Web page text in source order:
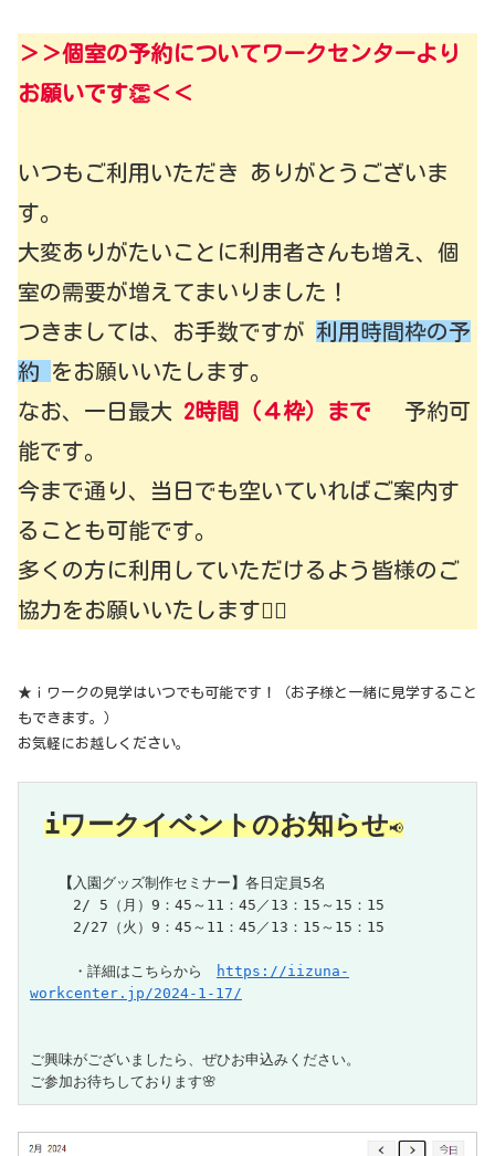
＞＞個室の予約についてワークセンターより
お願いです👏＜＜
いつもご利用いただき ありがとうございま
す。
大変ありがたいことに利用者さんも増え、個
室の需要が増えてまいりました！
つきましては、お手数ですが 利用時間枠の予
約 をお願いいたします。
なお、一日最大 2時間 （４枠）まで 予約可
能です。
今まで通り、当日でも空いていればご案内す
ることも可能です。
多くの方に利用していただけるよう皆様のご
協力をお願いいたします🙇‍♀️
★ｉワークの見学はいつでも可能です！（お子様と一緒に見学すること
もできます。）
お気軽にお越しください。
iワークイベントのお知らせ📢
【 入園グッズ制作セミナー 】 各日定員5名
2/ 5（月）9：45～11：45／13：15～15：15
2/27（火）9：45～11：45／13：15～15：15
・詳細はこちらから
https://iizuna-
workcenter.jp/2024-1-17/
ご興味がございましたら、ぜひお申込みください。